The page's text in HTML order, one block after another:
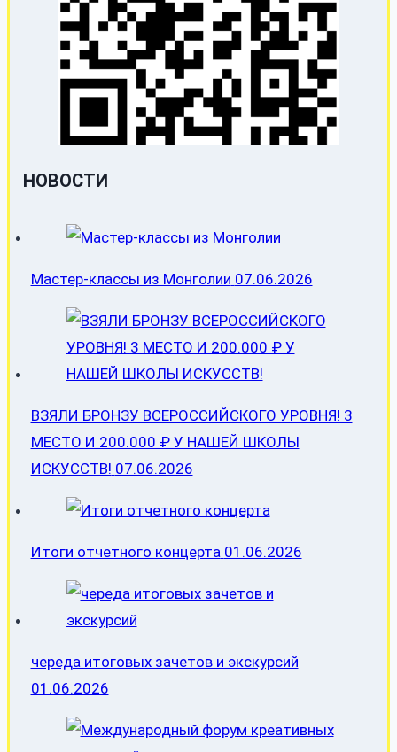
НОВОСТИ
Мастер-классы из Монголии 07.06.2026
ВЗЯЛИ БРОНЗУ ВСЕРОССИЙСКОГО УРОВНЯ! 3
МЕСТО И 200.000 ₽ У НАШЕЙ ШКОЛЫ
ИСКУССТВ! 07.06.2026
Итоги отчетного концерта 01.06.2026
череда итоговых зачетов и экскурсий
01.06.2026